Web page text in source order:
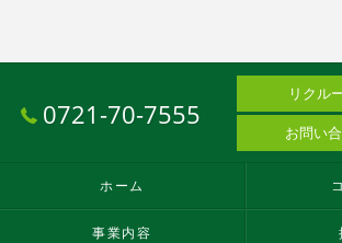
0721-70-7555
リクル
お問い
ホーム
事業内容